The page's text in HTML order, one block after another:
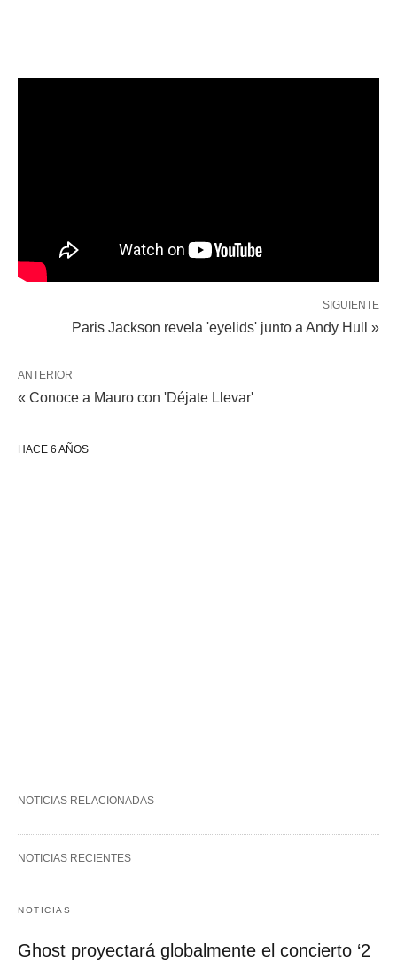
SIGUIENTE
Paris Jackson revela 'eyelids' junto a Andy Hull »
ANTERIOR
« Conoce a Mauro con 'Déjate Llevar'
HACE 6 AÑOS
NOTICIAS RELACIONADAS
NOTICIAS RECIENTES
NOTICIAS
Ghost proyectará globalmente el concierto ‘2